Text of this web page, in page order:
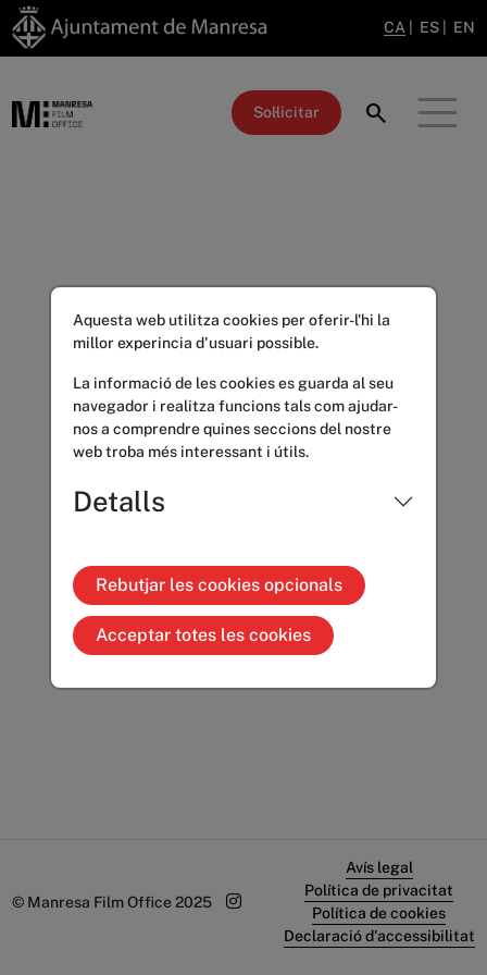
Aquesta web utilitza cookies per oferir-l'hi la
millor experincia d'usuari possible.
La informació de les cookies es guarda al seu
navegador i realitza funcions tals com ajudar-
nos a comprendre quines seccions del nostre
web troba més interessant i útils.
Detalls
Rebutjar les cookies opcionals
Acceptar totes les cookies
CA | ES| EN
Sol·licitar search
© Manresa Film Office 2025
Avís legal
Política de privacitat
Política de cookies
Declaració d'accessibilitat